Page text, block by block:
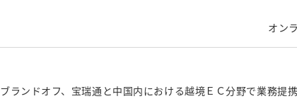
オン
ブランドオフ、宝瑞通と中国内における越境ＥＣ分野で業務提携